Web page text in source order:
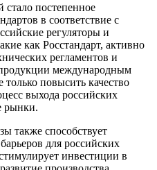
постепенное
в соответствие с
регуляторы и
как Росстандарт, активно
регламентов и
международным
повысить качество
выхода российских
рынки.
также способствует
для российских
инвестиции в